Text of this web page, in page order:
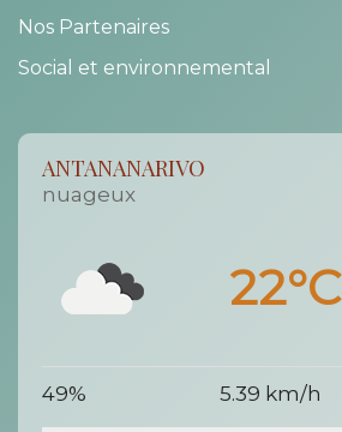
Nos Partenaires
Social et environnemental
ANTANANARIVO
nuageux
22°C
49% 5.39 km/h